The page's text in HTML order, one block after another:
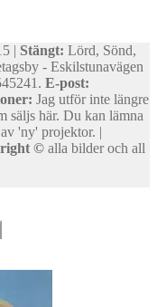
| Stängt: Lörd, Sönd,
- Eskilstunavägen
E-post:
Jag utför inte längre
säljs här. Du kan lämna
'ny' projektor. |
© alla bilder och all